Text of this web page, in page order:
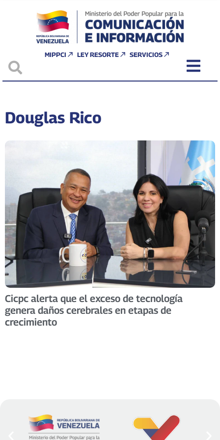
MIPPCI LEY RESORTE SERVICIOS
Douglas Rico
Cicpc alerta que el exceso de tecnología
genera daños cerebrales en etapas de
crecimiento